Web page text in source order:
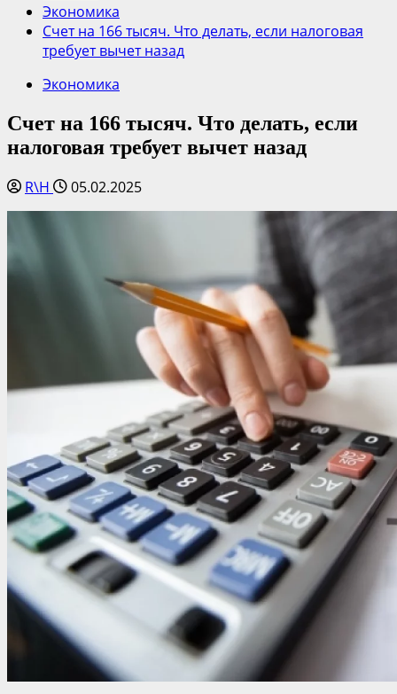
Экономика
Счет на 166 тысяч. Что делать, если налоговая
требует вычет назад
Экономика
Счет на 166 тысяч. Что делать, если
налоговая требует вычет назад
R\H 05.02.2025